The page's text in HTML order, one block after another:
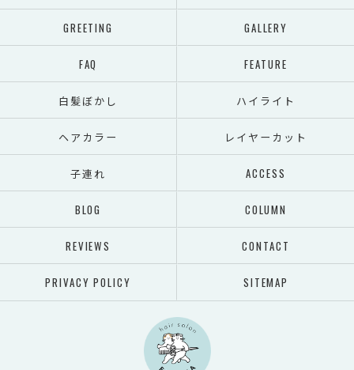
GREETING GALLERY
FAQ FEATURE
白髪ぼかし ハイライト
ヘアカラー レイヤーカット
子連れ ACCESS
BLOG COLUMN
REVIEWS CONTACT
PRIVACY POLICY SITEMAP